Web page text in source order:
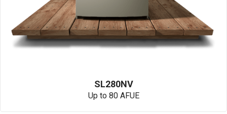
SL280NV
Up to 80 AFUE